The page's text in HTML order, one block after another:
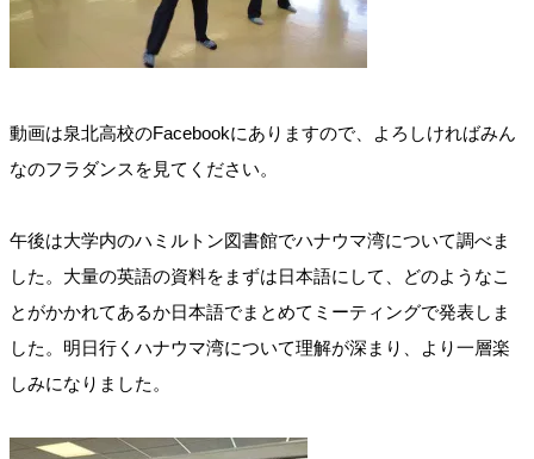
動画は泉北高校のFacebookにありますので、よろしければみん
なのフラダンスを見てください。
午後は大学内のハミルトン図書館でハナウマ湾について調べま
した。大量の英語の資料をまずは日本語にして、どのようなこ
とがかかれてあるか日本語でまとめてミーティングで発表しま
した。明日行くハナウマ湾について理解が深まり、より一層楽
しみになりました。